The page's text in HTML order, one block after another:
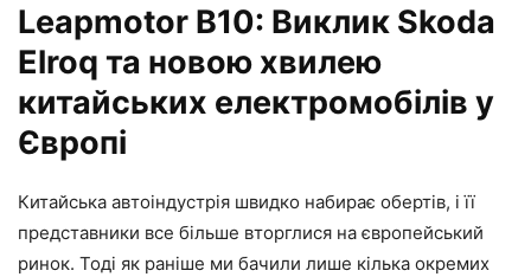
Leapmotor B10: Виклик Skoda
Elroq та новою хвилею
китайських електромобілів у
Європі
Китайська автоіндустрія швидко набирає обертів, і її
представники все більше вторглися на європейський
ринок. Тоді як раніше ми бачили лише кілька окремих